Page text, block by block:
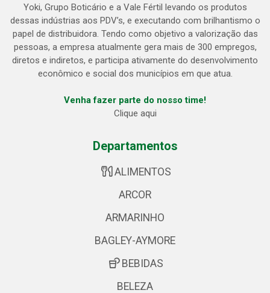
Yoki, Grupo Boticário e a Vale Fértil levando os produtos
dessas indústrias aos PDV’s, e executando com brilhantismo o
papel de distribuidora. Tendo como objetivo a valorização das
pessoas, a empresa atualmente gera mais de 300 empregos,
diretos e indiretos, e participa ativamente do desenvolvimento
econômico e social dos municípios em que atua.
Venha fazer parte do nosso time!
Clique aqui
Departamentos
ALIMENTOS
ARCOR
ARMARINHO
BAGLEY-AYMORE
BEBIDAS
BELEZA